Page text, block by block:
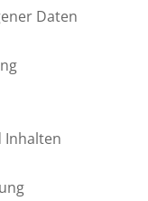
Daten
Inhalten